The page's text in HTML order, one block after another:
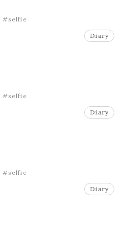
#selfie
Diary
#selfie
Diary
#selfie
Diary